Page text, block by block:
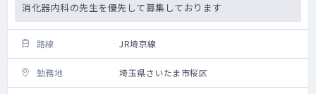
消化器内科の先生を優先して募集しております
路線 JR埼京線
勤務地 埼玉県さいたま市桜区